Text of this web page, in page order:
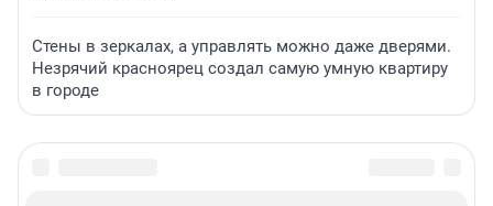
Стены в зеркалах, а управлять можно даже дверями.
Незрячий красноярец создал самую умную квартиру
в городе